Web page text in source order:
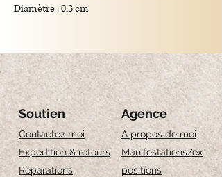
Diamètre : 0,3 cm
de 1 cm
Support : crochet en argent 925/plaqué or.
Signification symbolique
: le grenat est
traditionnellement associé à l'amour, à la
passion et à la protection.
Soutien
Contactez moi
Expédition & retours
Réparations
Agence
A propos de moi
Manifestations/ex
positions